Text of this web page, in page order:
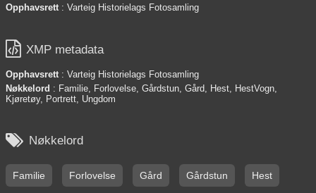
Opphavsrett: Varteig Historielags Fotosamling
 XMP metadata
Opphavsrett: Varteig Historielags Fotosamling
Nøkkelord : Familie, Forlovelse, Gårdstun, Gård, Hest, HestVogn,
Kjøretøy, Portrett, Ungdom
 Nøkkelord
Familie Forlovelse Gård Gårdstun Hest